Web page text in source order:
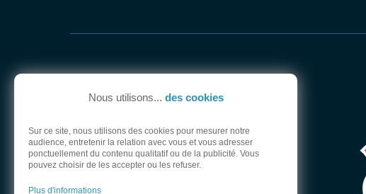
Nous utilisons... des cookies
Sur ce site, nous utilisons des cookies pour mesurer notre
audience, entretenir la relation avec vous et vous adresser
ponctuellement du contenu qualitatif ou de la publicité. Vous
pouvez choisir de les accepter ou les refuser.
Plus d'informations